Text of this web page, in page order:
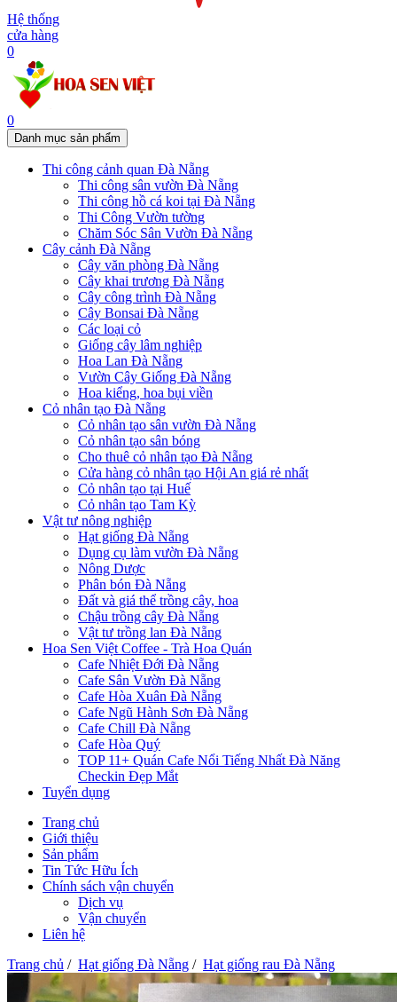
Hệ thống
cửa hàng
0
0
Danh mục sản phẩm
Thi công cảnh quan Đà Nẵng
Thi công sân vườn Đà Nẵng
Thi công hồ cá koi tại Đà Nẵng
Thi Công Vườn tường
Chăm Sóc Sân Vườn Đà Nẵng
Cây cảnh Đà Nẵng
Cây văn phòng Đà Nẵng
Cây khai trương Đà Nẵng
Cây công trình Đà Nẵng
Cây Bonsai Đà Nẵng
Các loại cỏ
Giống cây lâm nghiệp
Hoa Lan Đà Nẵng
Vườn Cây Giống Đà Nẵng
Hoa kiểng, hoa bụi viền
Cỏ nhân tạo Đà Nẵng
Cỏ nhân tạo sân vườn Đà Nẵng
Cỏ nhân tạo sân bóng
Cho thuê cỏ nhân tạo Đà Nẵng
Cửa hàng cỏ nhân tạo Hội An giá rẻ nhất
Cỏ nhân tạo tại Huế
Cỏ nhân tạo Tam Kỳ
Vật tư nông nghiệp
Hạt giống Đà Nẵng
Dụng cụ làm vườn Đà Nẵng
Nông Dược
Phân bón Đà Nẵng
Đất và giá thể trồng cây, hoa
Chậu trồng cây Đà Nẵng
Vật tư trồng lan Đà Nẵng
Hoa Sen Việt Coffee - Trà Hoa Quán
Cafe Nhiệt Đới Đà Nẵng
Cafe Sân Vườn Đà Nẵng
Cafe Hòa Xuân Đà Nẵng
Cafe Ngũ Hành Sơn Đà Nẵng
Cafe Chill Đà Nẵng
Cafe Hòa Quý
TOP 11+ Quán Cafe Nổi Tiếng Nhất Đà Năng
Checkin Đẹp Mắt
Tuyển dụng
Trang chủ
Giới thiệu
Sản phẩm
Tin Tức Hữu Ích
Chính sách vận chuyển
Dịch vụ
Vận chuyển
Liên hệ
Trang chủ / Hạt giống Đà Nẵng / Hạt giống rau Đà Nẵng